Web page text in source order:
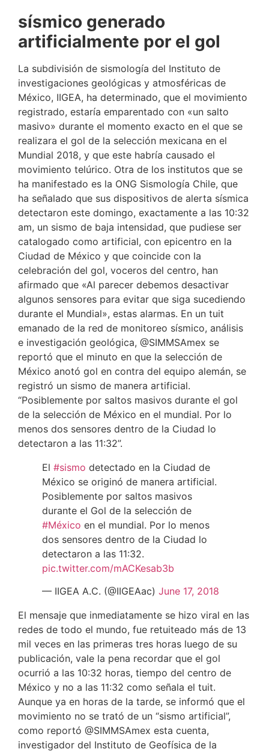
sísmico generado
artificialmente por el gol
La subdivisión de sismología del Instituto de
investigaciones geológicas y atmosféricas de
México, IIGEA, ha determinado, que el movimiento
registrado, estaría emparentado con «un salto
masivo» durante el momento exacto en el que se
realizara el gol de la selección mexicana en el
Mundial 2018, y que este habría causado el
movimiento telúrico. Otra de los institutos que se
ha manifestado es la ONG Sismología Chile, que
ha señalado que sus dispositivos de alerta sísmica
detectaron este domingo, exactamente a las 10:32
am, un sismo de baja intensidad, que pudiese ser
catalogado como artificial, con epicentro en la
Ciudad de México y que coincide con la
celebración del gol, voceros del centro, han
afirmado que «Al parecer debemos desactivar
algunos sensores para evitar que siga sucediendo
durante el Mundial», estas alarmas. En un tuit
emanado de la red de monitoreo sísmico, análisis
e investigación geológica, @SIMMSAmex se
reportó que el minuto en que la selección de
México anotó gol en contra del equipo alemán, se
registró un sismo de manera artificial.
“Posiblemente por saltos masivos durante el gol
de la selección de México en el mundial. Por lo
menos dos sensores dentro de la Ciudad lo
detectaron a las 11:32”.
El #sismo detectado en la Ciudad de
México se originó de manera artificial.
Posiblemente por saltos masivos
durante el Gol de la selección de
#México en el mundial. Por lo menos
dos sensores dentro de la Ciudad lo
detectaron a las 11:32.
pic.twitter.com/mACKesab3b
— IIGEA A.C. (@IIGEAac) June 17, 2018
El mensaje que inmediatamente se hizo viral en las
redes de todo el mundo, fue retuiteado más de 13
mil veces en las primeras tres horas luego de su
publicación, vale la pena recordar que el gol
ocurrió a las 10:32 horas, tiempo del centro de
México y no a las 11:32 como señala el tuit.
Aunque ya en horas de la tarde, se informó que el
movimiento no se trató de un “sismo artificial”,
como reportó @SIMMSAmex esta cuenta,
investigador del Instituto de Geofísica de la